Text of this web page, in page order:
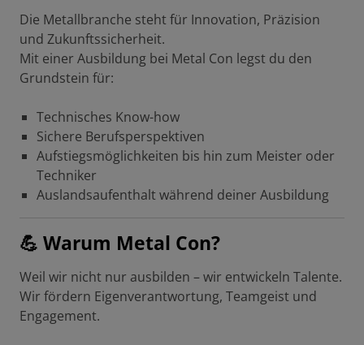
Die Metallbranche steht für Innovation, Präzision
und Zukunftssicherheit.
Mit einer Ausbildung bei Metal Con legst du den
Grundstein für:
Technisches Know-how
Sichere Berufsperspektiven
Aufstiegsmöglichkeiten bis hin zum Meister oder
Techniker
Auslandsaufenthalt während deiner Ausbildung
💪 Warum Metal Con?
Weil wir nicht nur ausbilden – wir entwickeln Talente.
Wir fördern Eigenverantwortung, Teamgeist und
Engagement.